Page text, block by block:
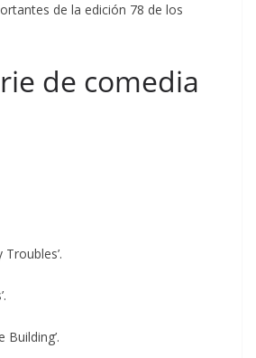
de la edición 78 de los
de comedia
Troubles’.
Building’.